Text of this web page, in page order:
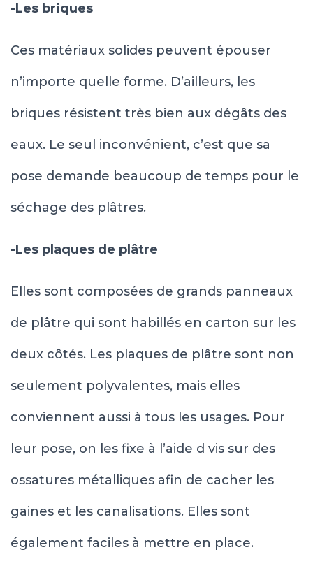
-Les briques
Ces matériaux solides peuvent épouser
n’importe quelle forme. D’ailleurs, les
briques résistent très bien aux dégâts des
eaux. Le seul inconvénient, c’est que sa
pose demande beaucoup de temps pour le
séchage des plâtres.
-Les plaques de plâtre
Elles sont composées de grands panneaux
de plâtre qui sont habillés en carton sur les
deux côtés. Les plaques de plâtre sont non
seulement polyvalentes, mais elles
conviennent aussi à tous les usages. Pour
leur pose, on les fixe à l’aide d vis sur des
ossatures métalliques afin de cacher les
gaines et les canalisations. Elles sont
également faciles à mettre en place.